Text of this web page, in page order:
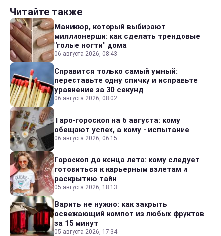
Читайте также
Маникюр, который выбирают
миллионерши: как сделать трендовые
"голые ногти" дома
06 августа 2026, 08:43
Справится только самый умный:
переставьте одну спичку и исправьте
уравнение за 30 секунд
06 августа 2026, 08:02
Таро-гороскоп на 6 августа: кому
обещают успех, а кому - испытание
06 августа 2026, 06:15
Гороскоп до конца лета: кому следует
готовиться к карьерным взлетам и
раскрытию тайн
05 августа 2026, 18:13
Варить не нужно: как закрыть
освежающий компот из любых фруктов
за 15 минут
05 августа 2026, 17:34